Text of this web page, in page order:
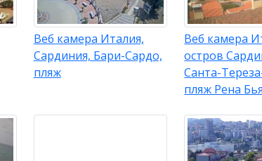
Веб камера Италия,
Сардиния, Бари-Сардо,
пляж
Веб камера
остров
Санта-
пляж Рена